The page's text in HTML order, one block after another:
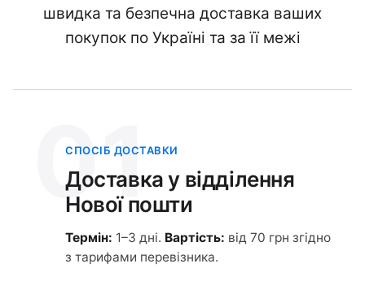
швидка та безпечна доставка ваших
покупок по Україні та за її межі
01
СПОСІБ ДОСТАВКИ
Доставка у відділення
Нової пошти
Термін: 1–3 дні. Вартість: від 70 грн згідно
з тарифами перевізника.